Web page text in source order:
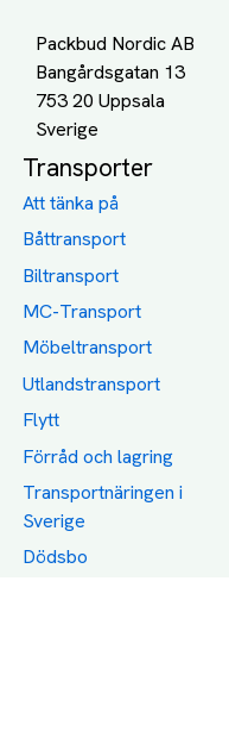
Packbud Nordic AB
Bangårdsgatan 13
753 20 Uppsala
Transporter
Att tänka på
Båttransport
Biltransport
MC-Transport
Möbeltransport
Utlandstransport
Flytt
Förråd och lagring
Transportnäringen i
Sverige
Dödsbo